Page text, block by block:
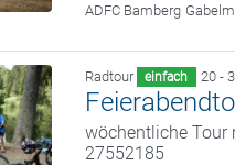
ADFC Bamberg
Radtour einfach 20 -
wöchentliche Tour
27552185